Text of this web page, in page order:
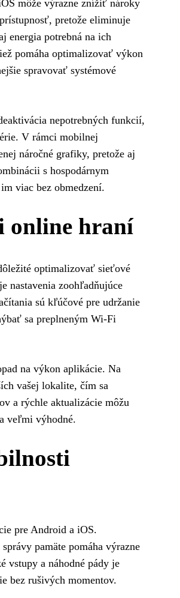
môže výrazne znížiť nároky
pretože eliminuje
energia potrebná na ich
pomáha optimalizovať výkon
spravovať systémové
nepotrebných funkcií,
V rámci mobilnej
náročné grafiky, pretože aj
s hospodárnym
viac bez obmedzení.
online hraní
optimalizovať sieťové
nastavenia zoohľadňujúce
sú kľúčové pre udržanie
sa preplneným Wi-Fi
na výkon aplikácie. Na
vašej lokalite, čím sa
a rýchle aktualizácie môžu
veľmi výhodné.
pre Android a iOS.
pamäte pomáha výrazne
vstupy a náhodné pády je
bez rušivých momentov.